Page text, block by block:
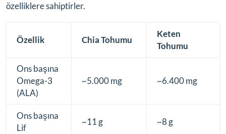
özelliklere sahiptirler.
Özellik Chia Tohumu
Keten
Tohumu
Ons başına
Omega-3
(ALA)
~5.000 mg ~6.400 mg
Ons başına
Lif
~11 g ~8 g